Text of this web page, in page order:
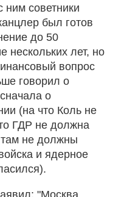
советники
был готов
до 50
нескольких лет, но
вопрос
говорил о
о
(на что Коль не
ГДР не должна
там не должны
и ядерное
"Москва